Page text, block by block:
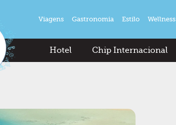
Viagens Gastronomia Estilo Wellness
Hotel Chip Internacional